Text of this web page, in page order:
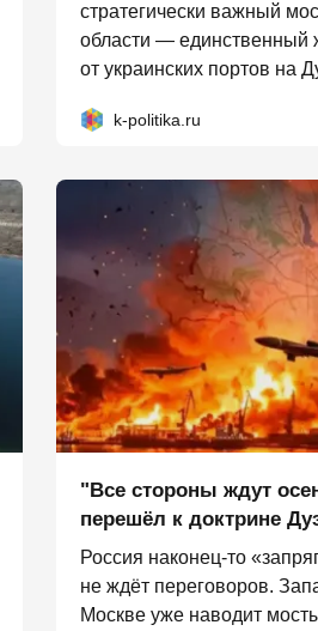
стратегически важный
области — единственный
от украинских портов на
k-politika.ru
"Все стороны ждут
перешёл к доктрине
Россия наконец-то
не ждёт переговоров.
Москве уже наводит